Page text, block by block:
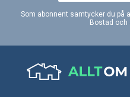
Som abonnent samtycker du på
Bostad och